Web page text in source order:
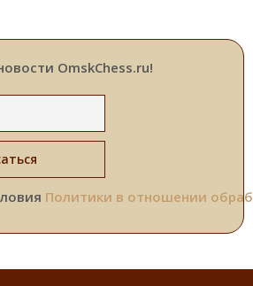
OmskChess.ru!
Политики в отношении